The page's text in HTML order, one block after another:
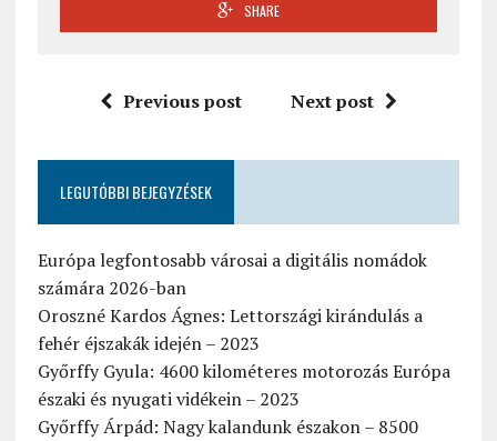
SHARE
Previous post Next post
LEGUTÓBBI BEJEGYZÉSEK
Európa legfontosabb városai a digitális nomádok
számára 2026-ban
Oroszné Kardos Ágnes: Lettországi kirándulás a
fehér éjszakák idején – 2023
Győrffy Gyula: 4600 kilométeres motorozás Európa
északi és nyugati vidékein – 2023
Győrffy Árpád: Nagy kalandunk északon – 8500